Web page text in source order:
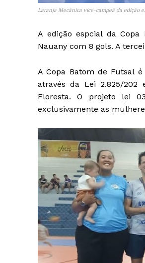
Laranja Mecânica vice-campeã da edição
A edição espcial da
Nauany com 8 gols. A
A Copa Batom de Futsal
através da Lei 2.825/
Floresta. O projeto lei
exclusivamente as